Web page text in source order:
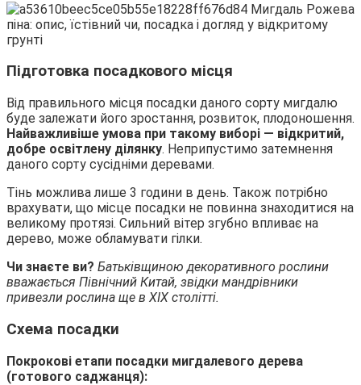
Підготовка посадкового місця
Від правильного місця посадки даного сорту мигдалю
буде залежати його зростання, розвиток, плодоношення.
Найважливіше умова при такому виборі — відкритий,
добре освітлену ділянку. Неприпустимо затемнення
даного сорту сусідніми деревами.
Тінь можлива лише 3 години в день. Також потрібно
врахувати, що місце посадки не повинна знаходитися на
великому протязі. Сильний вітер згубно впливає на
дерево, може обламувати гілки.
Чи знаєте ви? Батьківщиною декоративного рослини
вважається Північний Китай, звідки мандрівники
привезли рослина ще в XIX столітті.
Схема посадки
Покрокові етапи посадки мигдалевого дерева
(готового саджанця):